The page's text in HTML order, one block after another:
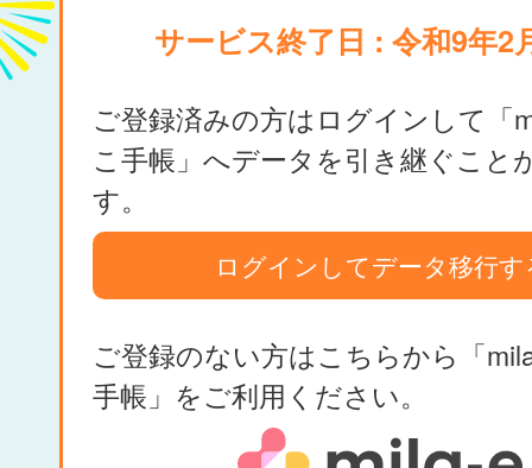
サービス終了日 : 令和9年2
ご登録済みの方はログインして「
こ手帳」へデータを引き継ぐこと
す。
ログインしてデータ移行す
ご登録のない方はこちらから「
手帳」をご利用ください。